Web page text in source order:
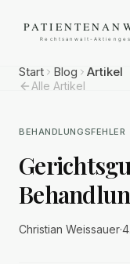
Start Blog Artikel
Alle Artikel
BEHANDLUNGSFEHLER
Christian Weissauer·